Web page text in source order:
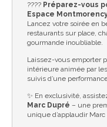
???? Préparez-vous
Espace
Lancez votre soirée en
restaurants sur place,
gourmande inoubliable.
Laissez-vous emporter
intérieure animée par
suivis d’une
✨ En exclusivité,
Marc Dupré – une
unique d’applaudir